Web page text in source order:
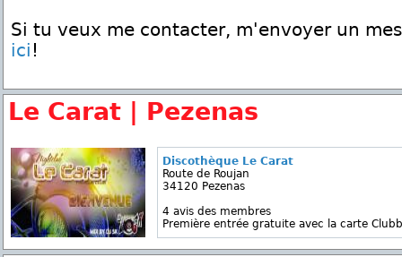
Si tu veux me contacter, m'envoyer un
ici !
Le Carat | Pezenas
Discothèque Le Carat
Route de Roujan
34120 Pezenas
4 avis des membres
Première entrée gratuite avec la carte